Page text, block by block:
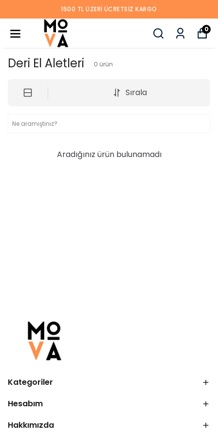
1500 TL ÜZERI ÜCRETSIZ KARGO
0
Deri El Aletleri 0 ürün
Sırala
Aradığınız ürün bulunamadı
Kategoriler
Hesabım
Hakkımızda